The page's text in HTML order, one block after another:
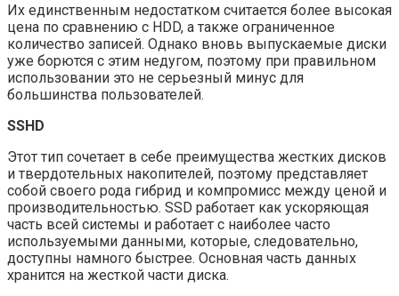
Их единственным недостатком считается более высокая
цена по сравнению с HDD, а также ограниченное
количество записей. Однако вновь выпускаемые диски
уже борются с этим недугом, поэтому при правильном
использовании это не серьезный минус для
большинства пользователей.
SSHD
Этот тип сочетает в себе преимущества жестких дисков
и твердотельных накопителей, поэтому представляет
собой своего рода гибрид и компромисс между ценой и
производительностью. SSD работает как ускоряющая
часть всей системы и работает с наиболее часто
используемыми данными, которые, следовательно,
доступны намного быстрее. Основная часть данных
хранится на жесткой части диска.